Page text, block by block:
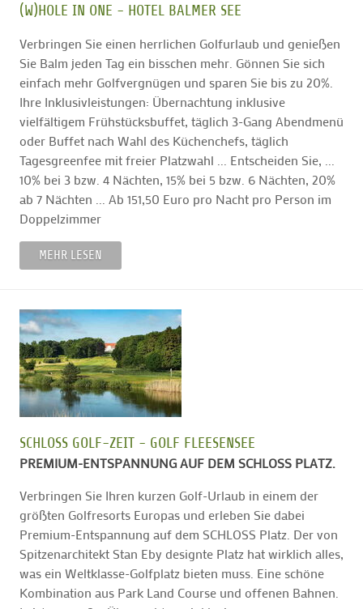
(W)HOLE IN ONE - HOTEL BALMER SEE
Verbringen Sie einen herrlichen Golfurlaub und genießen
Sie Balm jeden Tag ein bisschen mehr. Gönnen Sie sich
einfach mehr Golfvergnügen und sparen Sie bis zu 20%.
Ihre Inklusivleistungen: Übernachtung inklusive
vielfältigem Frühstücksbuffet, täglich 3-Gang Abendmenü
oder Buffet nach Wahl des Küchenchefs, täglich
Tagesgreenfee mit freier Platzwahl ... Entscheiden Sie, ...
10% bei 3 bzw. 4 Nächten, 15% bei 5 bzw. 6 Nächten, 20%
ab 7 Nächten ... Ab 151,50 Euro pro Nacht pro Person im
Doppelzimmer
MEHR LESEN
SCHLOSS GOLF-ZEIT - GOLF FLEESENSEE
PREMIUM-ENTSPANNUNG AUF DEM SCHLOSS PLATZ.
Verbringen Sie Ihren kurzen Golf-Urlaub in einem der
größten Golfresorts Europas und erleben Sie dabei
Premium-Entspannung auf dem SCHLOSS Platz. Der von
Spitzenarchitekt Stan Eby designte Platz hat wirklich alles,
was ein Weltklasse-Golfplatz bieten muss. Eine schöne
Kombination aus Park Land Course und offenen Bahnen.